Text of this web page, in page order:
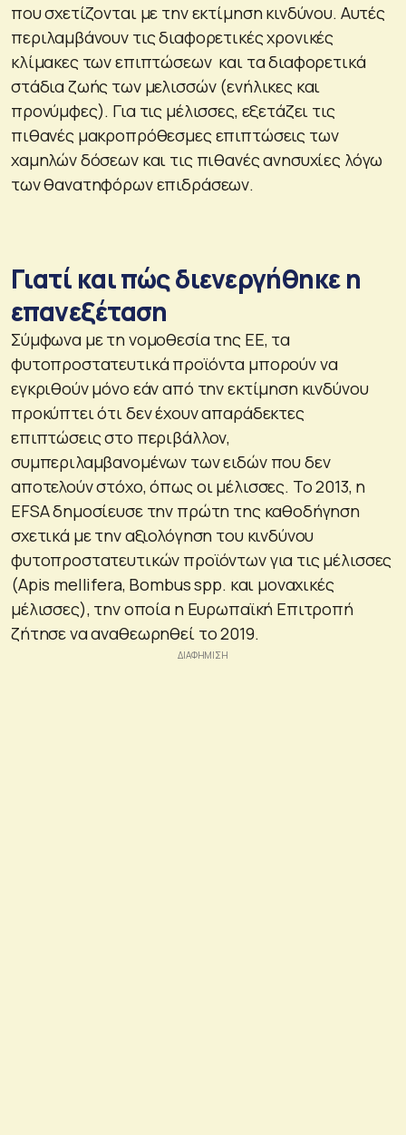
που σχετίζονται με την εκτίμηση κινδύνου. Αυτές
περιλαμβάνουν τις διαφορετικές χρονικές
κλίμακες των επιπτώσεων και τα διαφορετικά
στάδια ζωής των μελισσών (ενήλικες και
προνύμφες). Για τις μέλισσες, εξετάζει τις
πιθανές μακροπρόθεσμες επιπτώσεις των
χαμηλών δόσεων και τις πιθανές ανησυχίες λόγω
των θανατηφόρων επιδράσεων.
Γιατί και πώς διενεργήθηκε η
επανεξέταση
Σύμφωνα με τη νομοθεσία της ΕΕ, τα
φυτοπροστατευτικά προϊόντα μπορούν να
εγκριθούν μόνο εάν από την εκτίμηση κινδύνου
προκύπτει ότι δεν έχουν απαράδεκτες
επιπτώσεις στο περιβάλλον,
συμπεριλαμβανομένων των ειδών που δεν
αποτελούν στόχο, όπως οι μέλισσες. Το 2013, η
EFSA δημοσίευσε την πρώτη της καθοδήγηση
σχετικά με την αξιολόγηση του κινδύνου
φυτοπροστατευτικών προϊόντων για τις μέλισσες
(Apis mellifera, Bombus spp. και μοναχικές
μέλισσες), την οποία η Ευρωπαϊκή Επιτροπή
ζήτησε να αναθεωρηθεί το 2019.